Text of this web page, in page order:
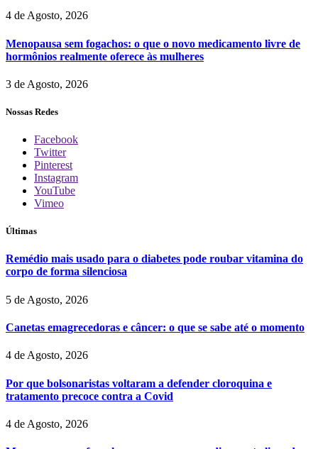
4 de Agosto, 2026
Menopausa sem fogachos: o que o novo medicamento livre de
hormônios realmente oferece às mulheres
3 de Agosto, 2026
Nossas Redes
Facebook
Twitter
Pinterest
Instagram
YouTube
Vimeo
Últimas
Remédio mais usado para o diabetes pode roubar vitamina do
corpo de forma silenciosa
5 de Agosto, 2026
Canetas emagrecedoras e câncer: o que se sabe até o momento
4 de Agosto, 2026
Por que bolsonaristas voltaram a defender cloroquina e
tratamento precoce contra a Covid
4 de Agosto, 2026